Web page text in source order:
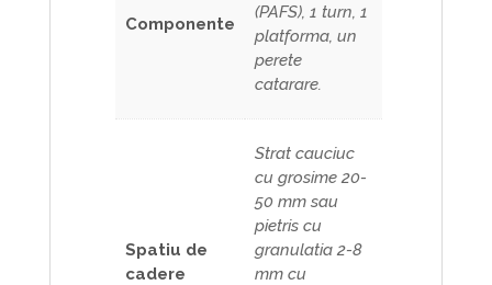
Componente
(PAFS), 1 turn, 1
platforma, un
perete
catarare.
Spatiu de
cadere
Strat cauciuc
cu grosime 20-
50 mm sau
pietris cu
granulatia 2-8
mm cu